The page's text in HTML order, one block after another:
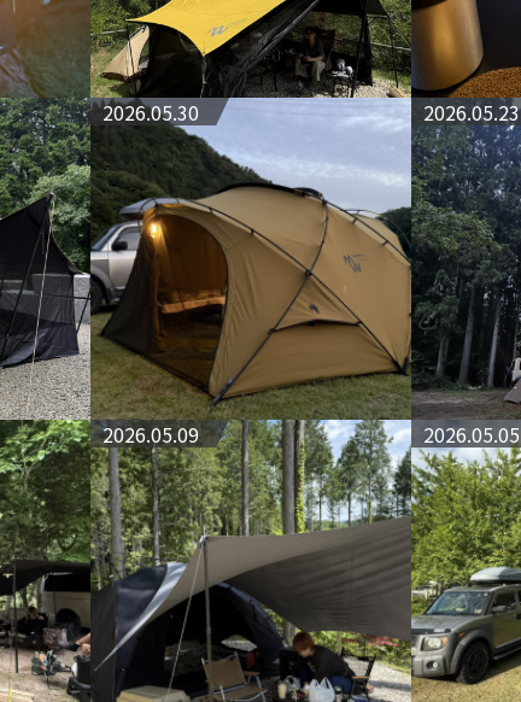
2026.05.30 2026.05.23
2026.05.09 2026.05.05